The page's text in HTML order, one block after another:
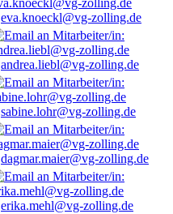
eva.knoeckl@vg-zolling.de
andrea.liebl@vg-zolling.de
sabine.lohr@vg-zolling.de
dagmar.maier@vg-zolling.de
erika.mehl@vg-zolling.de